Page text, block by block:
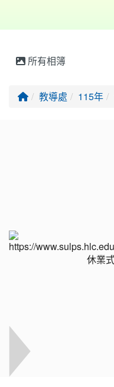
所有相簿
回首頁
教導處 115年